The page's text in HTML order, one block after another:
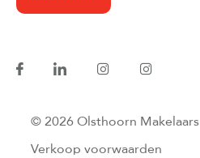
© 2026 Olsthoorn Makelaars
Verkoop voorwaarden